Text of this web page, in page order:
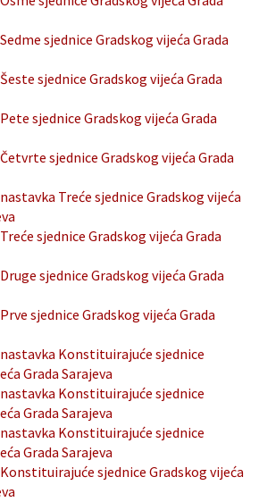
sjednice Gradskog vijeća Grada
sjednice Gradskog vijeća Grada
sjednice Gradskog vijeća Grada
sjednice Gradskog vijeća Grada
Treće sjednice Gradskog vijeća
sjednice Gradskog vijeća Grada
sjednice Gradskog vijeća Grada
sjednice Gradskog vijeća Grada
Konstituirajuće sjednice
Grada Sarajeva
Konstituirajuće sjednice
Grada Sarajeva
Konstituirajuće sjednice
Grada Sarajeva
sjednice Gradskog vijeća